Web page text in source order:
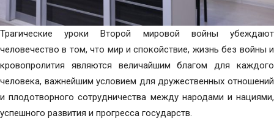
Трагические уроки Второй мировой войны убеждают
человечество в том, что мир и спокойствие, жизнь без войны и
кровопролития являются величайшим благом для каждого
человека, важнейшим условием для дружественных отношений
и плодотворного сотрудничества между народами и нациями,
успешного развития и прогресса государств.